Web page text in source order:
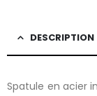
DESCRIPTION
Spatule en acier